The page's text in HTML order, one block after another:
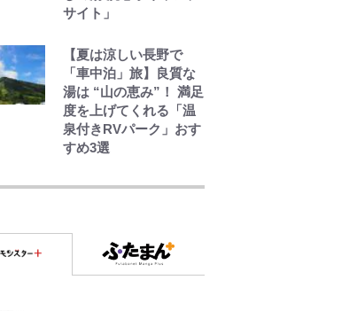
サイト」
【夏は涼しい長野で
「車中泊」旅】良質な
湯は “山の恵み”！ 満足
度を上げてくれる「温
泉付きRVパーク」おす
すめ3選
1回
第3回 出版までの道の
り・その2